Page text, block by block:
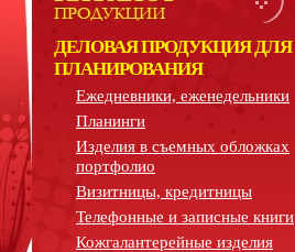
ДЕЛОВАЯ ПРОДУКЦИЯ ДЛЯ
ПЛАНИРОВАНИЯ
Ежедневники, еженедельники
Планинги
Изделия в съемных обложках
портфолио
Визитницы, кредитницы
Телефонные и записные книги
Кожгалантерейные изделия